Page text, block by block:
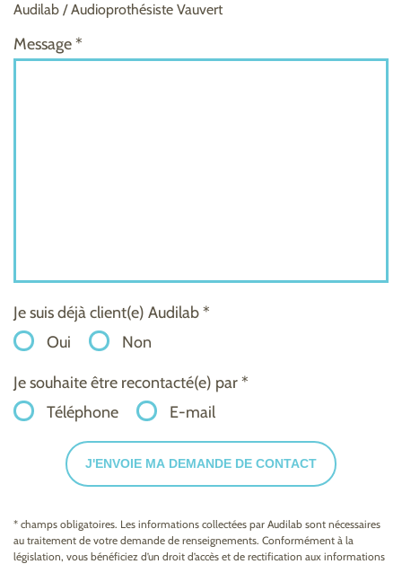
Audilab / Audioprothésiste Vauvert
Message *
Je suis déjà client(e) Audilab *
Oui
Non
Je souhaite être recontacté(e) par *
Téléphone
E-mail
J'ENVOIE MA DEMANDE DE CONTACT
* champs obligatoires. Les informations collectées par Audilab sont nécessaires
au traitement de votre demande de renseignements. Conformément à la
législation, vous bénéficiez d’un droit d’accès et de rectification aux informations